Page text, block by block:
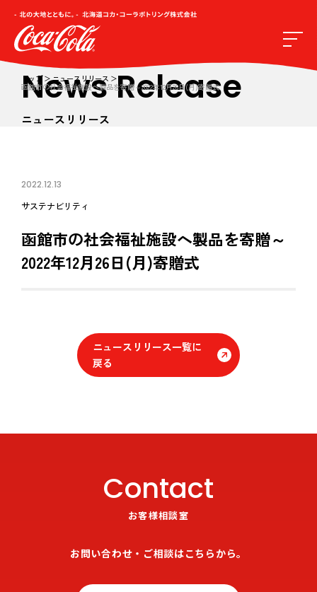
トップ
ニュースリリース
函館市の社会福祉施設へ製品を寄贈～2022年12月26日(月)寄贈式
News Release
ニュースリリース
2022.12.13
サステナビリティ
函館市の社会福祉施設へ製品を寄贈～
2022年12月26日(月)寄贈式
ニュースリリース一覧に
戻る
Contact
お客様相談室
お問い合わせ・ご相談はこちらから。